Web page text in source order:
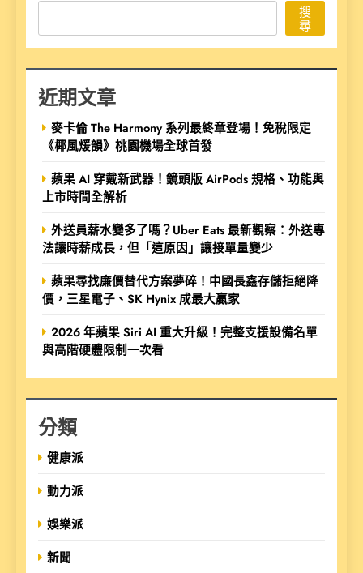
搜
尋
近期文章
麥卡倫 The Harmony 系列最終章登場！免稅限定
《椰風煖韻》桃園機場全球首發
蘋果 AI 穿戴新武器！鏡頭版 AirPods 規格、功能與
上市時間全解析
外送員薪水變多了嗎？Uber Eats 最新觀察：外送專
法讓時薪成長，但「這原因」讓接單量變少
蘋果尋找廉價替代方案夢碎！中國長鑫存儲拒絕降
價，三星電子、SK Hynix 成最大贏家
2026 年蘋果 Siri AI 重大升級！完整支援設備名單
與高階硬體限制一次看
分類
健康派
動力派
娛樂派
新聞